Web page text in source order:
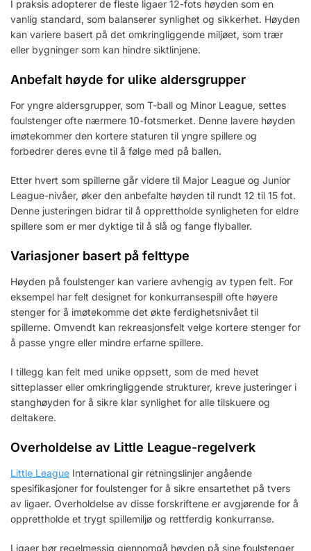
I praksis adopterer de fleste ligaer 12-fots høyden som en
vanlig standard, som balanserer synlighet og sikkerhet. Høyden
kan variere basert på det omkringliggende miljøet, som trær
eller bygninger som kan hindre siktlinjene.
Anbefalt høyde for ulike aldersgrupper
For yngre aldersgrupper, som T-ball og Minor League, settes
foulstenger ofte nærmere 10-fotsmerket. Denne lavere høyden
imøtekommer den kortere staturen til yngre spillere og
forbedrer deres evne til å følge med på ballen.
Etter hvert som spillerne går videre til Major League og Junior
League-nivåer, øker den anbefalte høyden til rundt 12 til 15 fot.
Denne justeringen bidrar til å opprettholde synligheten for eldre
spillere som er mer dyktige til å slå og fange flyballer.
Variasjoner basert på felttype
Høyden på foulstenger kan variere avhengig av typen felt. For
eksempel har felt designet for konkurransespill ofte høyere
stenger for å imøtekomme det økte ferdighetsnivået til
spillerne. Omvendt kan rekreasjonsfelt velge kortere stenger for
å passe yngre eller mindre erfarne spillere.
I tillegg kan felt med unike oppsett, som de med hevet
sitteplasser eller omkringliggende strukturer, kreve justeringer i
stanghøyden for å sikre klar synlighet for alle tilskuere og
deltakere.
Overholdelse av Little League-regelverk
Little League International gir retningslinjer angående
spesifikasjoner for foulstenger for å sikre ensartethet på tvers
av ligaer. Overholdelse av disse forskriftene er avgjørende for å
opprettholde et trygt spillemiljø og rettferdig konkurranse.
Ligaer bør regelmessig gjennomgå høyden på sine foulstenger